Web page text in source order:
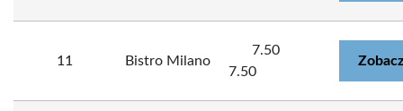
11 Bistro Milano
7.50
7.50